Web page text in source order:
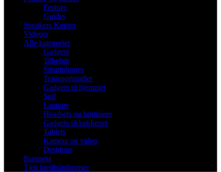
Feature
Guides
Speakers Korner
Videoer
Alle kategorier
Gadgets
Tilbehør
Smartphones
Transportmidler
Gadgets til hjemmet
Spil
Laptops
Headsets og højttalere
Gadgets til køkkenet
Tablets
Kamera og video
Desktops
Business
Tjek bredbåndspriser